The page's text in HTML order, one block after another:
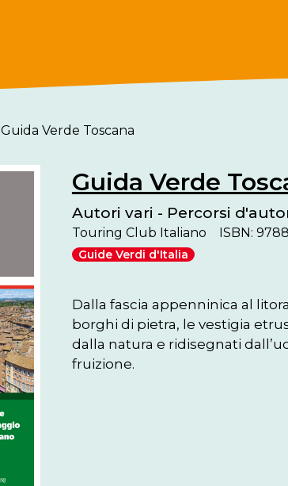
Guida Verde Toscana
Guida Verde
Autori vari - Percorsi
Touring Club Italiano ISBN:
Guide Verdi d'Italia
Dalla fascia appenninica al
borghi di pietra, le vestigia
dalla natura e ridisegnati
fruizione.